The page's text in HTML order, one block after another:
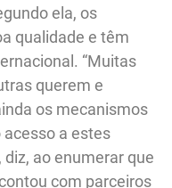
ela, os
qualidade e têm
“Muitas
querem e
os mecanismos
acesso a estes
ao enumerar que
com parceiros